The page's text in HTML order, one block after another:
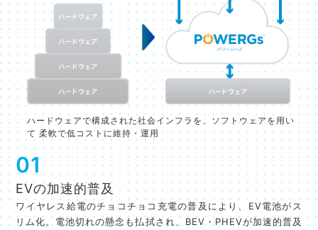
ハードウェアで構成された社会インフラを、ソフトウェアを用い
て 柔軟で低コストに維持・運用
01
EVの加速的普及
ワイヤレス給電のチョコチョコ充電の普及により、EV電池がス
リム化。電池切れの懸念も払拭され、BEV・PHEVが加速的普及